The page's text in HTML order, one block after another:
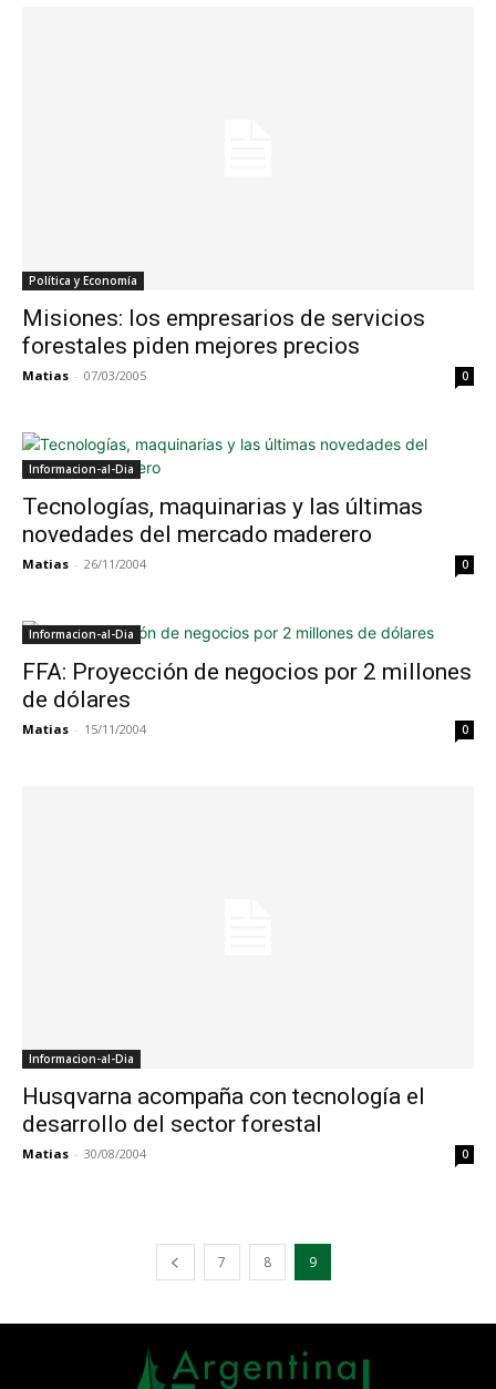
Política y Economía
Misiones: los empresarios de servicios
forestales piden mejores precios
Matias - 07/03/2005 0
Informacion-al-Dia
Tecnologías, maquinarias y las últimas
novedades del mercado maderero
Matias - 26/11/2004 0
Informacion-al-Dia
FFA: Proyección de negocios por 2 millones
de dólares
Matias - 15/11/2004 0
Informacion-al-Dia
Husqvarna acompaña con tecnología el
desarrollo del sector forestal
Matias - 30/08/2004 0
7 8 9